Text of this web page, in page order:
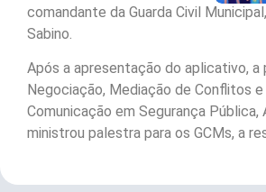
comandante da Guarda Civil
Sabino.
Após a apresentação do aplicativo, a
Negociação, Mediação de Conflitos
Comunicação em Segurança Pública,
ministrou palestra para os GCMs, a